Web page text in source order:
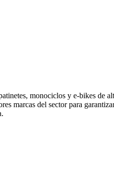
monociclos y e-bikes de
marcas del sector para